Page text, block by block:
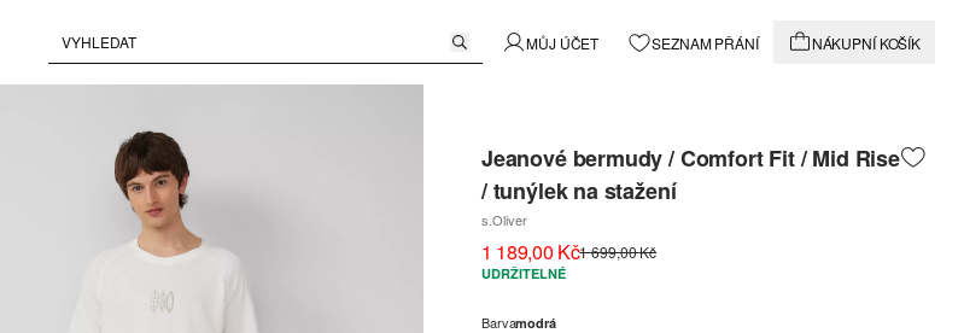
MŮJ ÚČET SEZNAM PŘÁNÍ NÁKUPNÍ KOŠÍK
Jeanové bermudy / Comfort Fit / Mid Rise
/ tunýlek na stažení
s.Oliver
1 189,00 Kč1 699,00 Kč
UDRŽITELNÉ
Barvamodrá